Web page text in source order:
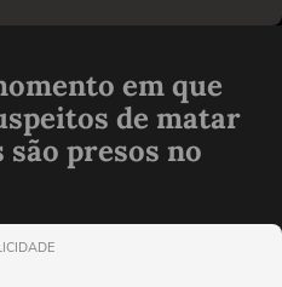
em que
de matar
são presos no